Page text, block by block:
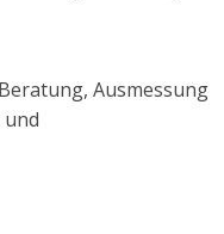
Ausmessung